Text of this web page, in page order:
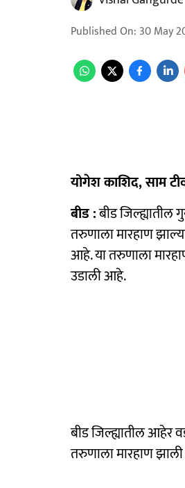
Published On: 30 May
योगेश काशिद, साम
बीड :बीड जिल्ह्यातील
तरुणाला मारहाण
आहे. या तरुणाला
उडाली आहे.
बीड जिल्ह्यातील आहेर
तरुणाला मारहाण